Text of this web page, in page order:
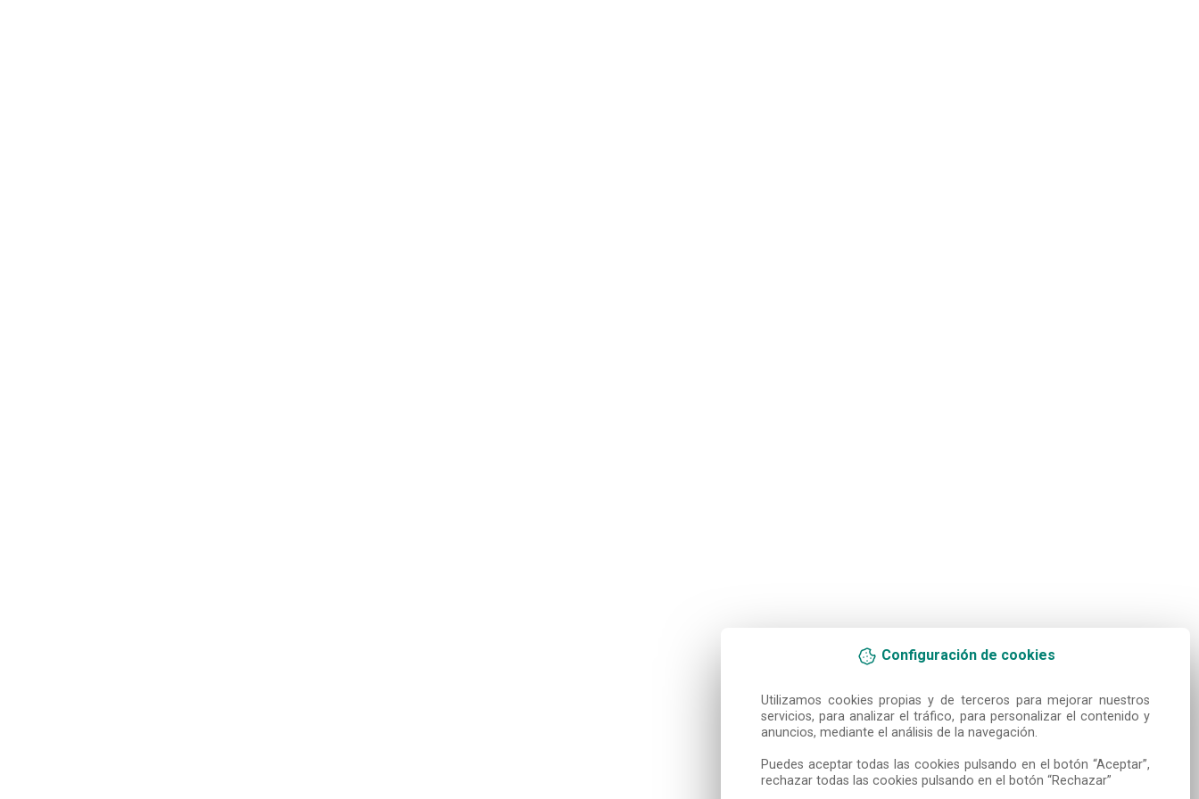
Configuración de cookies
Utilizamos cookies propias y de terceros para mejorar nuestros
servicios, para analizar el tráfico, para personalizar el contenido y
anuncios, mediante el análisis de la navegación.
Puedes aceptar todas las cookies pulsando en el botón “Aceptar”,
rechazar todas las cookies pulsando en el botón “Rechazar”